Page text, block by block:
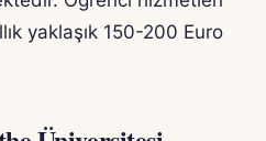
yaklaşık 150-200 Euro